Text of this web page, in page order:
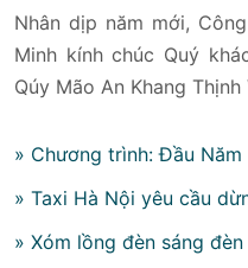
Nhân dịp năm mới,
Minh kính chúc Quý
Qúy Mão An Khang
» Chương trình: Đầu
» Taxi Hà Nội yêu cầu
» Xóm lồng đèn sáng